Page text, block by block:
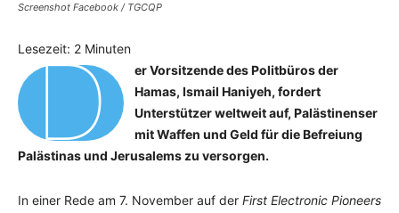
Screenshot Facebook / TGCQP
Lesezeit: 2 Minuten
D
er Vorsitzende des Politbüros der
Hamas, Ismail Haniyeh, fordert
Unterstützer weltweit auf, Palästinenser
mit Waffen und Geld für die Befreiung
Palästinas und Jerusalems zu versorgen.
In einer Rede am 7. November auf der First Electronic Pioneers